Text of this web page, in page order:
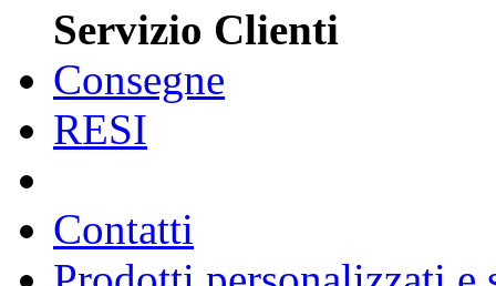
Servizio Clienti
Consegne
RESI
Contatti